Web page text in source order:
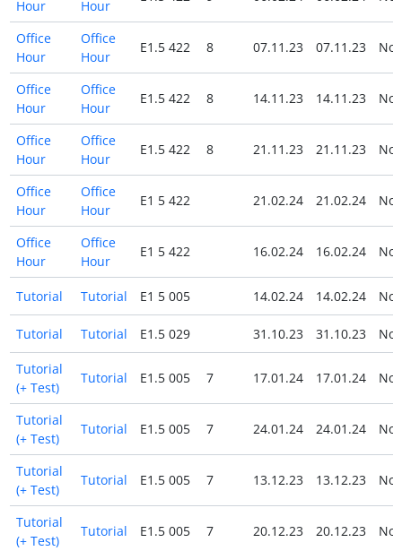
Hour
Hour
Office
Hour
Office
Hour
E1.5 422 8 07.11.23 07.11.23 No
Office
Hour
Office
Hour
E1.5 422 8 14.11.23 14.11.23 No
Office
Hour
Office
Hour
E1.5 422 8 21.11.23 21.11.23 No
Office
Hour
Office
Hour
E1 5 422 21.02.24 21.02.24 No
Office
Hour
Office
Hour
E1 5 422 16.02.24 16.02.24 No
Tutorial Tutorial E1 5 005 14.02.24 14.02.24 No
Tutorial Tutorial E1.5 029 31.10.23 31.10.23 No
Tutorial
(+ Test)
Tutorial E1.5 005 7 17.01.24 17.01.24 No
Tutorial
(+ Test)
Tutorial E1.5 005 7 24.01.24 24.01.24 No
Tutorial
(+ Test)
Tutorial E1.5 005 7 13.12.23 13.12.23 No
Tutorial
(+ Test)
Tutorial E1.5 005 7 20.12.23 20.12.23 No